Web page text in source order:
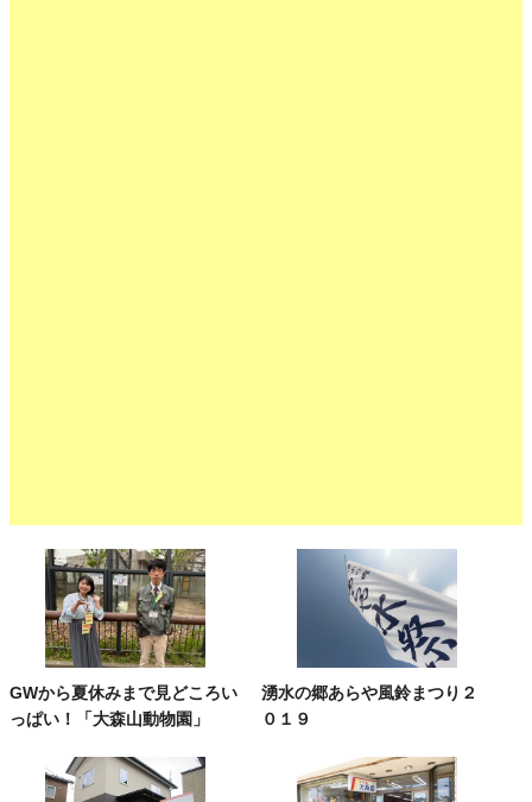
GWから夏休みまで見どころい
っぱい！「大森山動物園」
湧水の郷あらや風鈴まつり２
０１９